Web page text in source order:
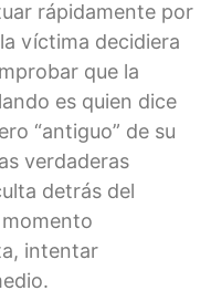
rápidamente por
víctima decidiera
que la
es quien dice
“antiguo” de su
verdaderas
detrás del
intentar